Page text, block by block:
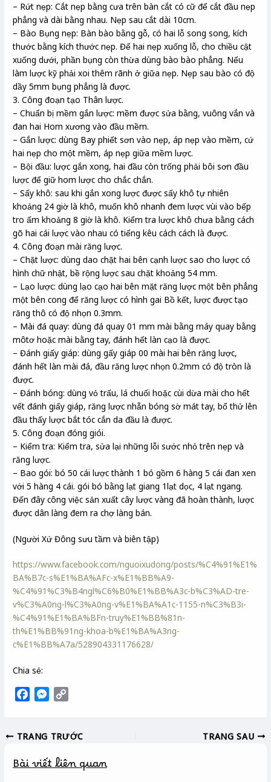
– Rứt nẹp: Cắt nẹp bằng cưa trên bàn cắt có cữ để cắt đầu nẹp
phẳng và dài bằng nhau. Nẹp sau cắt dài 10cm.
– Bào Bụng nẹp: Bàn bào bằng gỗ, có hai lỗ song song, kích
thước bằng kích thước nẹp. Để hai nẹp xuống lỗ, cho chiều cật
xuống dưới, phần bụng còn thừa dùng bào bào phẳng. Nếu
làm lược kỹ phải xoi thêm rãnh ở giữa nẹp. Nẹp sau bào có độ
dầy 5mm bụng phẳng là được.
3. Công đoạn tạo Thân lược.
– Chuẩn bị mềm gắn lược: mềm được sửa bằng, vuông vắn và
đan hai Hom xương vào đầu mềm.
– Gắn lược: dùng Bay phiết sơn vào nẹp, áp nẹp vào mềm, cứ
hai nẹp cho một mềm, áp nẹp giữa mềm lược.
– Bội đầu: lược gắn xong, hai đầu còn trống phải bôi sơn đầu
lược để giữ hom lược cho chắc chắn.
– Sấy khô: sau khi gắn xong lược được sấy khô tự nhiên
khoảng 24 giờ là khô, muốn khô nhanh đem lược vùi vào bếp
tro ấm khoảng 8 giờ là khô. Kiểm tra lược khô chưa bằng cách
gõ hai cái lược vào nhau có tiếng kêu cách cách là được.
4. Công đoạn mài răng lược.
– Chặt lược: dùng dao chặt hai bên cạnh lược sao cho lược có
hình chữ nhật, bề rộng lược sau chặt khoảng 54 mm.
– Lạo lược: dùng lạo cạo hai bên mặt răng lược một bên phẳng
một bên cong để răng lược có hình gai Bồ kết, lược được tạo
răng thô có độ nhọn 0.3mm.
– Mài đá quay: dùng đá quay 01 mm mài bằng máy quay bằng
môtơ hoặc mài bằng tay, đánh hết làn cạo là được.
– Đánh giấy giáp: dùng gấy giáp 00 mài hai bên răng lược,
đánh hết làn mài đá, đầu răng lược nhọn 0.2mm có độ tròn là
được.
– Đánh bóng: dùng vỏ trấu, lá chuối hoặc cùi dừa mài cho hết
vết đánh giấy giáp, răng lược nhẵn bóng sờ mát tay, bổ thử lên
đầu thấy lược bắt tóc cắn da đầu là được.
5. Công đoạn đóng giói.
– Kiểm tra: Kiểm tra, sửa lại những lỗi sước nhỏ trên nẹp và
răng lược.
– Bao gói: bó 50 cái lược thành 1 bó gồm 6 hàng 5 cái đan xen
với 5 hàng 4 cái. gói bó bằng lạt giang 1lạt dọc, 4 lạt ngang.
Đến đây công việc sản xuất cây lược vàng đã hoàn thành, lược
được dân làng đem ra chợ làng bán.
(Người Xứ Đông sưu tầm và biên tập)
https://www.facebook.com/nguoixudong/posts/%C4%91%E1%
BA%B7c-s%E1%BA%AFc-x%E1%BB%A9-
%C4%91%C3%B4ngl%C6%B0%E1%BB%A3c-b%C3%AD-tre-
v%C3%A0ng-l%C3%A0ng-v%E1%BA%A1c-1155-n%C3%B3i-
%C4%91%E1%BA%BFn-truy%E1%BB%81n-
th%E1%BB%91ng-khoa-b%E1%BA%A3ng-
c%E1%BB%A7a/528904331176628/
Chia sẻ:
e
o
M
s
n
y
i
TRANG TRƯỚC TRANG SAU
Bài viết liên quan